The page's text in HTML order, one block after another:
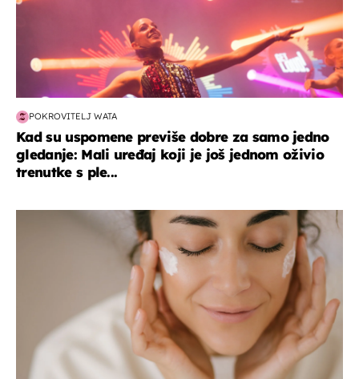
POKROVITELJ WATA
Kad su uspomene previše dobre za samo jedno
gledanje: Mali uređaj koji je još jednom oživio
trenutke s ple...
moda & ljepota